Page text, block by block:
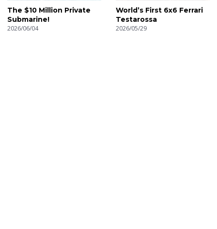
The $10 Million Private
Submarine!
2026/06/04
World’s First 6x6 Ferrari
Testarossa
2026/05/29